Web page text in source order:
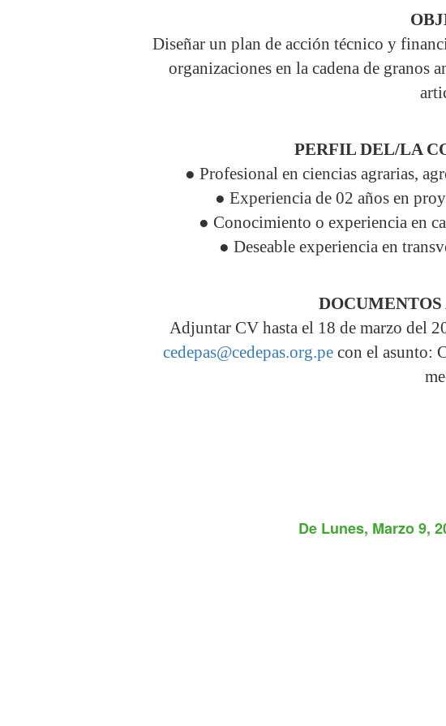
Diseñar un plan de acción técnico y
organizaciones en la cadena de
PERFIL DEL/LA
● Profesional en ciencias agrarias,
● Experiencia de 02 años en
● Conocimiento o experiencia en
● Deseable experiencia en
Adjuntar CV hasta el 18 de marzo del
cedepas@cedepas.org.pe con el asunto:
De Lunes, Marzo 9,